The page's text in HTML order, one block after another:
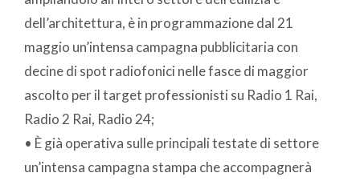
dell’architettura, è in programmazione dal 21
maggio un’intensa campagna pubblicitaria con
decine di spot radiofonici nelle fasce di maggior
ascolto per il target professionisti su Radio 1 Rai,
Radio 2 Rai, Radio 24;
• È già operativa sulle principali testate di settore
un’intensa campagna stampa che accompagnerà